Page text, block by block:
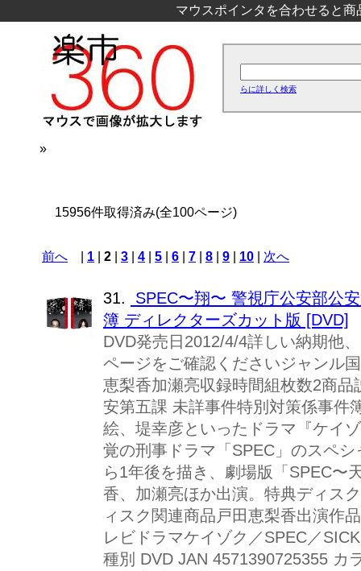
マウスポインタを合わせると
らに詳しく検索
»
15956件取得済み(全100ページ)
前へ 1 2 3 4 5 6 7 8 9 10 次へ
31.
SPEC〜翔〜 警視庁公安部公
簿 ディレクターズカット版 [DVD]
DVD発売日2012/4/4詳しい納期他
ページをご確認くださいジャンル
恵梨香加瀬亮収録時間組枚数2商
安第五課 未詳事件特別対策係事件
絵、堤幸彦といったドラマ『ケイ
覚の刑事ドラマ「SPEC」のスペ
ら1年後を描き、劇場版「SPEC〜
香、加瀬亮ほか出演。特典ディス
ィスク関連商品戸田恵梨香出演作
レビドラマケイゾク／SPEC／
種別 DVD JAN 4571390725355 カ